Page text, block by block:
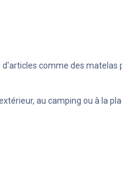
comme des matelas
au camping ou à la